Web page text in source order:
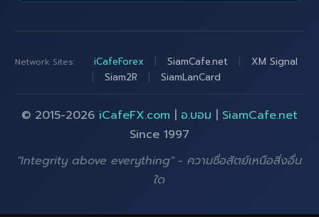
Network Sites: iCafeForex SiamCafe.net
XM Signal
Siam2R SiamLanCard
© 2015-2026 iCafeFX.com | อ.บอม | SiamCafe.net
Since 1997
"Integrity above everything" - ความซื่อสัตย์เหนือสิ่งอื่น
ใด